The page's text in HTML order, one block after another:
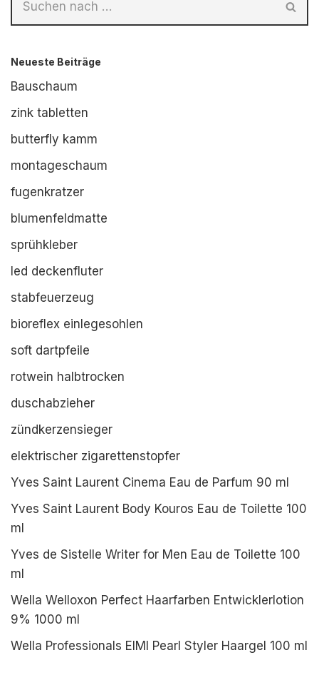
Neueste Beiträge
Bauschaum
zink tabletten
butterfly kamm
montageschaum
fugenkratzer
blumenfeldmatte
sprühkleber
led deckenfluter
stabfeuerzeug
bioreflex einlegesohlen
soft dartpfeile
rotwein halbtrocken
duschabzieher
zündkerzensieger
elektrischer zigarettenstopfer
Yves Saint Laurent Cinema Eau de Parfum 90 ml
Yves Saint Laurent Body Kouros Eau de Toilette 100
ml
Yves de Sistelle Writer for Men Eau de Toilette 100
ml
Wella Welloxon Perfect Haarfarben Entwicklerlotion
9% 1000 ml
Wella Professionals EIMI Pearl Styler Haargel 100 ml